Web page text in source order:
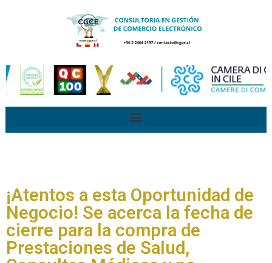
¡Atentos a esta Oportunidad de
Negocio! Se acerca la fecha de
cierre para la compra de
Prestaciones de Salud,